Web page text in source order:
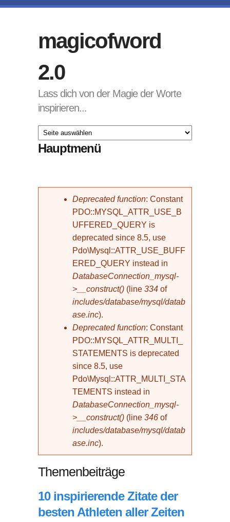
magicofword
2.0
Lass dich von der Magie der Worte
inspirieren...
Hauptmenü
Fehlermeldung
Deprecated function: Constant
PDO::MYSQL_ATTR_USE_B
UFFERED_QUERY is
deprecated since 8.5, use
Pdo\Mysql::ATTR_USE_BUFF
ERED_QUERY instead in
DatabaseConnection_mysql-
>__construct() (line 334 of
includes/database/mysql/datab
ase.inc).
Deprecated function: Constant
PDO::MYSQL_ATTR_MULTI_
STATEMENTS is deprecated
since 8.5, use
Pdo\Mysql::ATTR_MULTI_STA
TEMENTS instead in
DatabaseConnection_mysql-
>__construct() (line 346 of
includes/database/mysql/datab
ase.inc).
Themenbeiträge
10 inspirierende Zitate der
besten Athleten aller Zeiten